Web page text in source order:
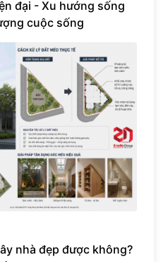
đại - Xu hướng sống
cuộc sống
nhà đẹp được không?